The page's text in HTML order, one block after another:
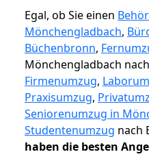
Egal, ob Sie einen
Mönchengladbach,
Büchenbronn,
Mönchengladbach
Firmenumzug,
Praxisumzug,
Seniorenumzug in
Studentenumzug nach
haben die besten